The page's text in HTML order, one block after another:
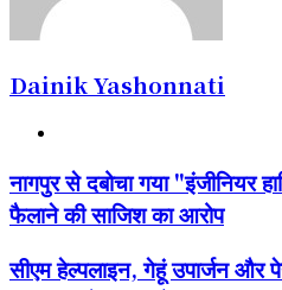
Dainik Yashonnati
नागपुर
से
दबोचा
"इंजीनियर
हामिद",
नागपुर से दबोचा गया "इंजीनियर
फैलाने की साजिश का आरोप
सीएम
हेल्पलाइन,
सीएम हेल्पलाइन, गेहूं उपार्जन और